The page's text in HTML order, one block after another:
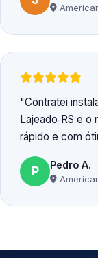
Contratei
Lajeado‑RS e
rápido e com
P Pedro A.